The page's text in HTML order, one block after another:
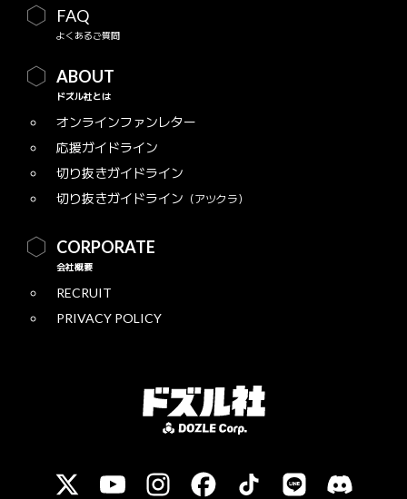
FAQ
よくあるご質問
ABOUT
ドズル社とは
オンラインファンレター
応援ガイドライン
切り抜きガイドライン
切り抜きガイドライン （アツクラ）
CORPORATE
会社概要
RECRUIT
PRIVACY POLICY